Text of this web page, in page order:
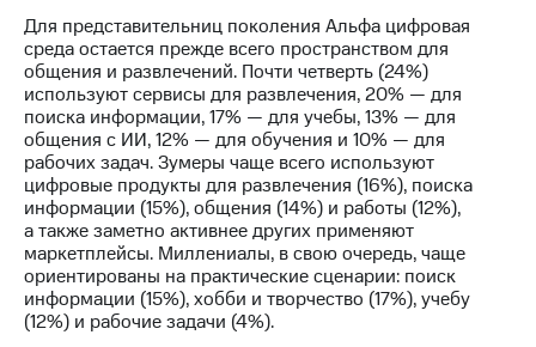
Для представительниц поколения Альфа цифровая
среда остается прежде всего пространством для
общения и развлечений. Почти четверть (24%)
используют сервисы для развлечения, 20% — для
поиска информации, 17% — для учебы, 13% — для
общения с ИИ, 12% — для обучения и 10% — для
рабочих задач. Зумеры чаще всего используют
цифровые продукты для развлечения (16%), поиска
информации (15%), общения (14%) и работы (12%),
а также заметно активнее других применяют
маркетплейсы. Миллениалы, в свою очередь, чаще
ориентированы на практические сценарии: поиск
информации (15%), хобби и творчество (17%), учебу
(12%) и рабочие задачи (4%).